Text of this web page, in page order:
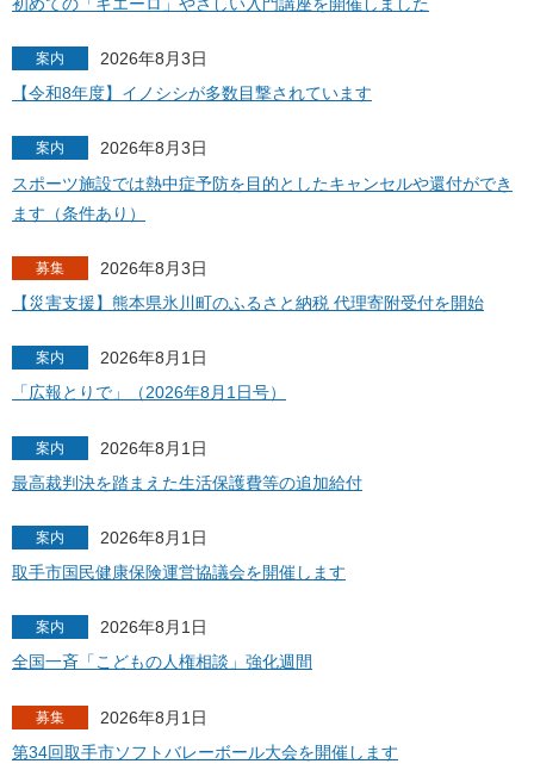
案内
2026年8月3日
【令和8年度】イノシシが多数目撃されています
案内
2026年8月3日
スポーツ施設では熱中症予防を目的としたキャンセルや還付ができ
ます（条件あり）
募集
2026年8月3日
【災害支援】熊本県氷川町のふるさと納税 代理寄附受付を開始
案内
2026年8月1日
「広報とりで」（2026年8月1日号）
案内
2026年8月1日
最高裁判決を踏まえた生活保護費等の追加給付
案内
2026年8月1日
取手市国民健康保険運営協議会を開催します
案内
2026年8月1日
全国一斉「こどもの人権相談」強化週間
募集
2026年8月1日
第34回取手市ソフトバレーボール大会を開催します